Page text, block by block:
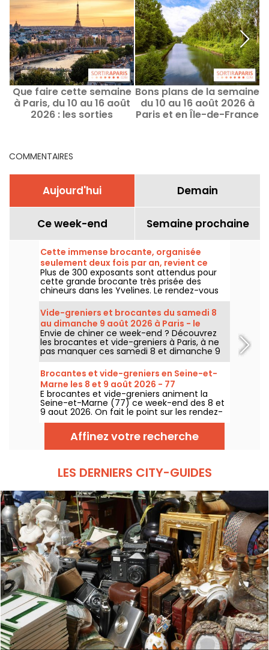
Que faire cette semaine
à Paris, du 10 au 16 août
2026 : les sorties
Bons plans de la semaine
du 10 au 16 août 2026 à
Paris et en Île-de-France
COMMENTAIRES
Aujourd'hui Demain
Ce week-end Semaine prochaine
Cette immense brocante, organisée
seulement deux fois par an, revient ce
week-end dans les Yvelines
Plus de 300 exposants sont attendus pour
cette grande brocante très prisée des
chineurs dans les Yvelines. Le rendez-vous
revient sous le parking du Carrefour de
Montesson le dimanche 9 août 2026.
Vide-greniers et brocantes du samedi 8
au dimanche 9 août 2026 à Paris - le
programme du week-end
Envie de chiner ce week-end ? Découvrez
les brocantes et vide-greniers à Paris, à ne
pas manquer ces samedi 8 et dimanche 9
août 2026 pour faire le plein de bonnes
affaires.
Brocantes et vide-greniers en Seine-et-
Marne les 8 et 9 août 2026 - 77
E brocantes et vide-greniers animent la
Seine-et-Marne (77) ce week-end des 8 et
9 aout 2026. On fait le point sur les rendez-
vous qui vous attendent !
Affinez votre recherche
LES DERNIERS CITY-GUIDES